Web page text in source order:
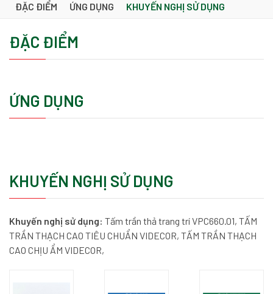
ĐẶC ĐIỂM ỨNG DỤNG KHUYẾN NGHỊ SỬ DỤNG
ĐẶC ĐIỂM
ỨNG DỤNG
KHUYẾN NGHỊ SỬ DỤNG
Khuyến nghị sử dụng: Tấm trần thả trang trí VPC660.01, TẤM
TRẦN THẠCH CAO TIÊU CHUẨN VIDECOR, TẤM TRẦN THẠCH
CAO CHỊU ẨM VIDECOR,